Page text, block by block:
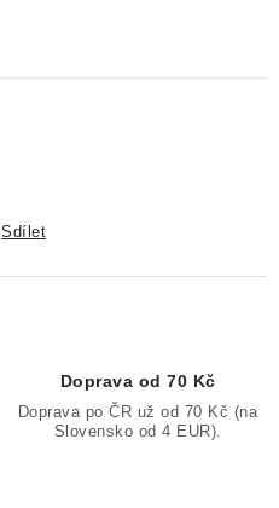
Sdílet
Doprava od 70 Kč
Doprava po ČR už od 70 Kč (na
Slovensko od 4 EUR).